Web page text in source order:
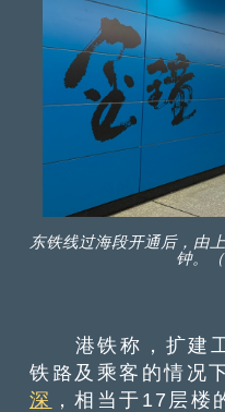
东铁线过海段开通后，由
钟。
港铁称，扩建工
铁路及乘客的情况
深 ，相当于17层楼